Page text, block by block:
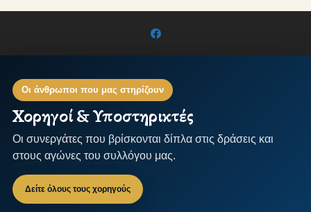
Οι άνθρωποι που μας στηρίζουν
Χορηγοί & Υποστηρικτές
Οι συνεργάτες που βρίσκονται δίπλα στις δράσεις και
στους αγώνες του συλλόγου μας.
Δείτε όλους τους χορηγούς